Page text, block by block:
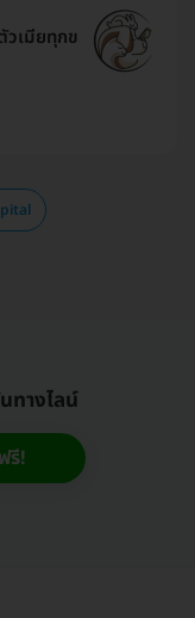
เมียทุกข
างไลน์
รี!